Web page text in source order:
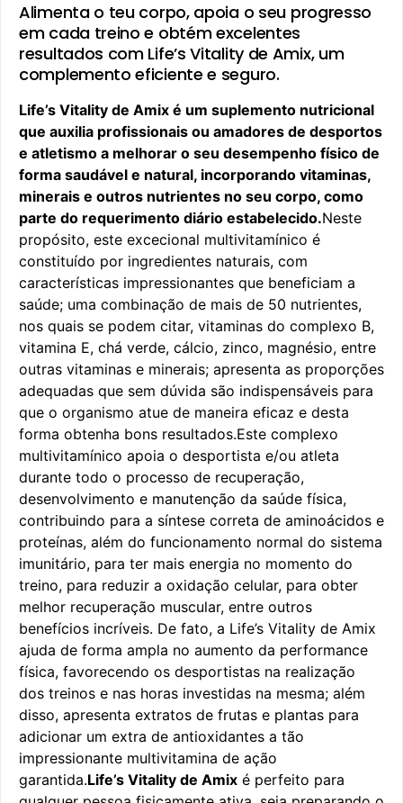
Alimenta o teu corpo, apoia o seu progresso
em cada treino e obtém excelentes
resultados com Life’s Vitality de Amix, um
complemento eficiente e seguro.
Life’s Vitality de Amix é um suplemento nutricional
que auxilia profissionais ou amadores de desportos
e atletismo a melhorar o seu desempenho físico de
forma saudável e natural, incorporando vitaminas,
minerais e outros nutrientes no seu corpo, como
parte do requerimento diário estabelecido.Neste
propósito, este excecional multivitamínico é
constituído por ingredientes naturais, com
características impressionantes que beneficiam a
saúde; uma combinação de mais de 50 nutrientes,
nos quais se podem citar, vitaminas do complexo B,
vitamina E, chá verde, cálcio, zinco, magnésio, entre
outras vitaminas e minerais; apresenta as proporções
adequadas que sem dúvida são indispensáveis para
que o organismo atue de maneira eficaz e desta
forma obtenha bons resultados.Este complexo
multivitamínico apoia o desportista e/ou atleta
durante todo o processo de recuperação,
desenvolvimento e manutenção da saúde física,
contribuindo para a síntese correta de aminoácidos e
proteínas, além do funcionamento normal do sistema
imunitário, para ter mais energia no momento do
treino, para reduzir a oxidação celular, para obter
melhor recuperação muscular, entre outros
benefícios incríveis. De fato, a Life’s Vitality de Amix
ajuda de forma ampla no aumento da performance
física, favorecendo os desportistas na realização
dos treinos e nas horas investidas na mesma; além
disso, apresenta extratos de frutas e plantas para
adicionar um extra de antioxidantes a tão
impressionante multivitamina de ação
garantida.Life’s Vitality de Amix é perfeito para